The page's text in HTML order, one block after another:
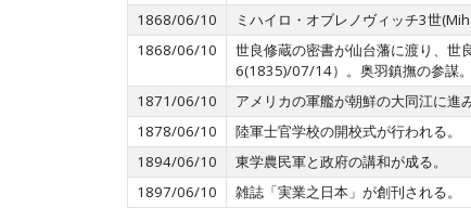
1868/06/10
ミハイロ・オブレノヴィッチ3世
1868/06/10
世良修蔵の密書が仙台藩に渡り、世
6(1835)/07/14）。奥羽鎮撫の参謀。
1871/06/10
アメリカの軍艦が朝鮮の大同江に進
1878/06/10
陸軍士官学校の開校式が行われる。
1894/06/10
東学農民軍と政府の講和が成る。
1897/06/10
雑誌「実業之日本」が創刊される。